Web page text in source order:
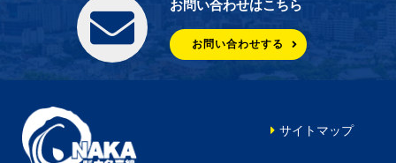
お問い合わせはこちら
お問い合わせする
サイトマップ